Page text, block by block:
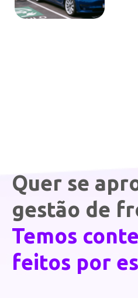
Quer se
gestão de
Temos
feitos por